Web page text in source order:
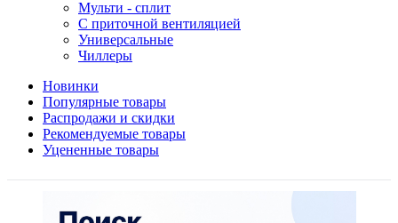
Мульти - сплит
С приточной вентиляцией
Универсальные
Чиллеры
Новинки
Популярные товары
Распродажи и скидки
Рекомендуемые товары
Уцененные товары